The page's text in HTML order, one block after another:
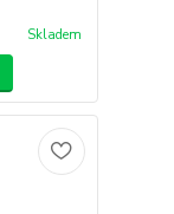
Skladem